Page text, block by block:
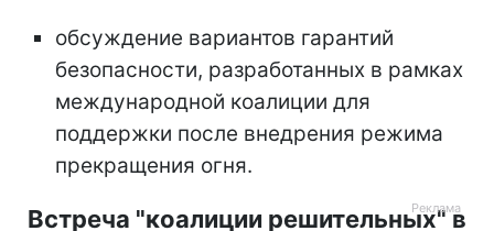
обсуждение вариантов гарантий
безопасности, разработанных в рамках
международной коалиции для
поддержки после внедрения режима
прекращения огня.
Встреча "коалиции решительных" в